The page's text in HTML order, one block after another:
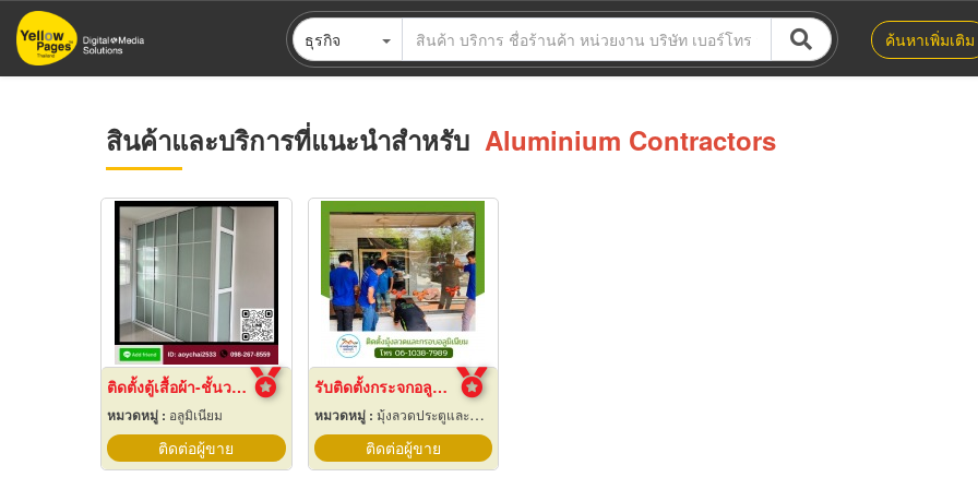
ข้าม
ไป
ธุรกิจ ค้นหาเพิ่มเติม
สินค้าและบริการที่แนะนำสำหรับ Aluminium Contractors
ติดตั้งตู้เสื้อผ้า-ชั้นวางเก็บของ-บานซิงค์ คลองสามวา
หมวดหมู่ : อลูมิเนียม
ติดต่อผู้ขาย
รับติดตั้งกระจกอลูมิเนียม ราคาพิเศษ นนทบุรี
หมวดหมู่ : มุ้งลวดประตูและหน้าต่าง
ติดต่อผู้ขาย